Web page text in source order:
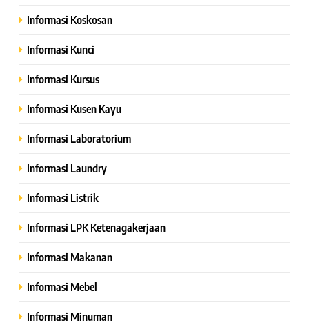
Informasi Koskosan
Informasi Kunci
Informasi Kursus
Informasi Kusen Kayu
Informasi Laboratorium
Informasi Laundry
Informasi Listrik
Informasi LPK Ketenagakerjaan
Informasi Makanan
Informasi Mebel
Informasi Minuman